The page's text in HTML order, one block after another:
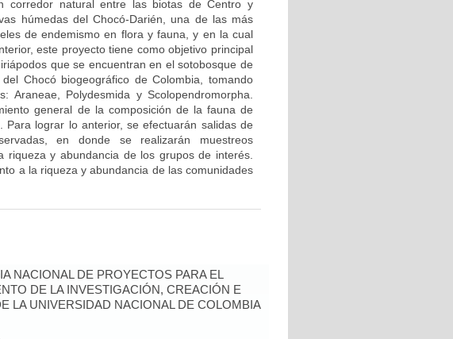
corredor natural entre las biotas de Centro y
húmedas del Chocó-Darién, una de las más
de endemismo en flora y fauna, y en la cual
este proyecto tiene como objetivo principal
que se encuentran en el sotobosque de
Chocó biogeográfico de Colombia, tomando
Araneae, Polydesmida y Scolopendromorpha.
general de la composición de la fauna de
lograr lo anterior, se efectuarán salidas de
en donde se realizarán muestreos
y abundancia de los grupos de interés.
a la riqueza y abundancia de las comunidades
NACIONAL DE PROYECTOS PARA EL
DE LA INVESTIGACIÓN, CREACIÓN E
LA UNIVERSIDAD NACIONAL DE COLOMBIA